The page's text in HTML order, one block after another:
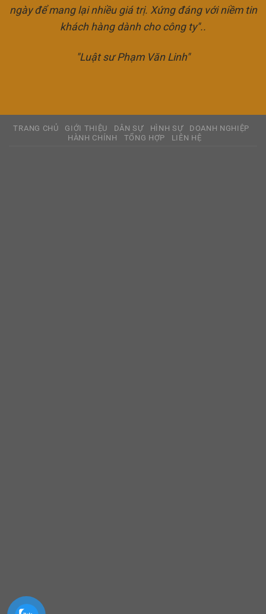
ngày để mang lại nhiều giá trị. Xứng đáng với niềm tin
khách hàng dành cho công ty"..
"Luật sư Phạm Văn Linh"
TRANG CHỦ GIỚI THIỆU DÂN SỰ HÌNH SỰ
DOANH NGHIỆP
HÀNH CHÍNH
TỔNG HỢP LIÊN HỆ